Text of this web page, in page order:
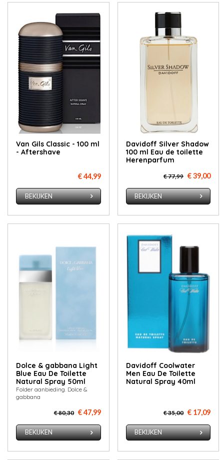
Van Gils Classic - 100 ml
- Aftershave
€ 44,99
BEKIJKEN
Davidoff Silver Shadow
100 ml Eau de toilette
Herenparfum
€ 77,99 € 39,00
BEKIJKEN
Dolce & gabbana Light
Blue Eau De Toilette
Natural Spray 50ml
Folder aanbieding. Dolce &
gabbana
€ 80,30 € 47,99
BEKIJKEN
Davidoff Coolwater
Men Eau De Toilette
Natural Spray 40ml
€ 35,00 € 17,09
BEKIJKEN